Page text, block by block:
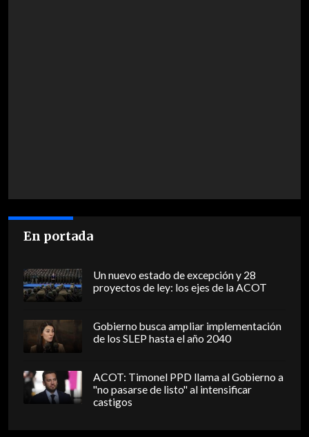
En portada
Un nuevo estado de excepción y 28
proyectos de ley: los ejes de la ACOT
Gobierno busca ampliar implementación
de los SLEP hasta el año 2040
ACOT: Timonel PPD llama al Gobierno a
"no pasarse de listo" al intensificar
castigos